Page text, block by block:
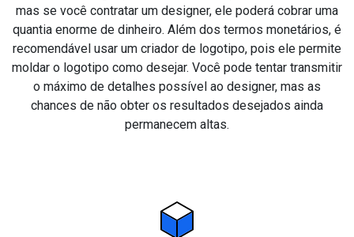
mas se você contratar um designer, ele poderá cobrar uma
quantia enorme de dinheiro. Além dos termos monetários, é
recomendável usar um criador de logotipo, pois ele permite
moldar o logotipo como desejar. Você pode tentar transmitir
o máximo de detalhes possível ao designer, mas as
chances de não obter os resultados desejados ainda
permanecem altas.